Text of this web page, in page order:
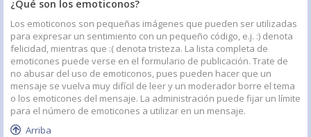
¿Qué son los emoticonos?
Los emoticonos son pequeñas imágenes que pueden ser utilizadas
para expresar un sentimiento con un pequeño código, e.j. :) denota
felicidad, mientras que :( denota tristeza. La lista completa de
emoticones puede verse en el formulario de publicación. Trate de
no abusar del uso de emoticonos, pues pueden hacer que un
mensaje se vuelva muy difícil de leer y un moderador borre el tema
o los emoticones del mensaje. La administración puede fijar un límite
para el número de emoticones a utilizar en un mensaje.
Arriba